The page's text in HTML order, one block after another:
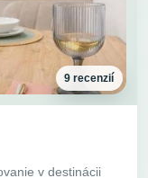
9 recenzií
v destinácii